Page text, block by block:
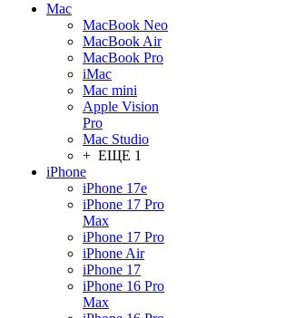
Mac
MacBook Neo
MacBook Air
MacBook Pro
iMac
Mac mini
Apple Vision
Pro
Mac Studio
+ ЕЩЕ 1
iPhone
iPhone 17e
iPhone 17 Pro
Max
iPhone 17 Pro
iPhone Air
iPhone 17
iPhone 16 Pro
Max